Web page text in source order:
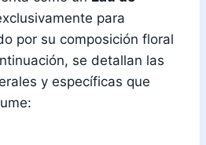
para
por su composición floral
se detallan las
y específicas que